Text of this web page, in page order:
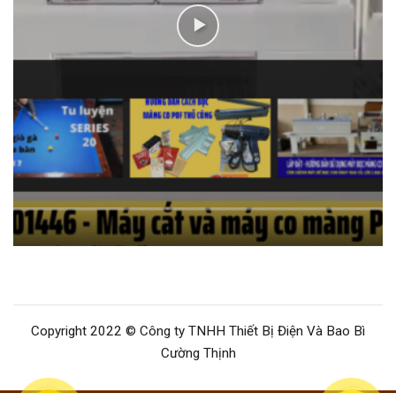
Copyright 2022 © Công ty TNHH Thiết Bị Điện Và Bao Bì
Cường Thịnh